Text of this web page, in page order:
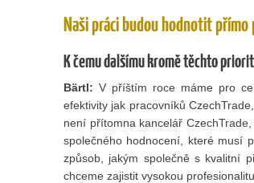
Naši práci budou hodnotit
K čemu dalšímu kromě těchto
Bärtl: V příštím roce máme pro
efektivity jak pracovníků
není přítomna kancelář
společného hodnocení, které musí
způsob, jakým společně s kvalitní
chceme zajistit vysokou